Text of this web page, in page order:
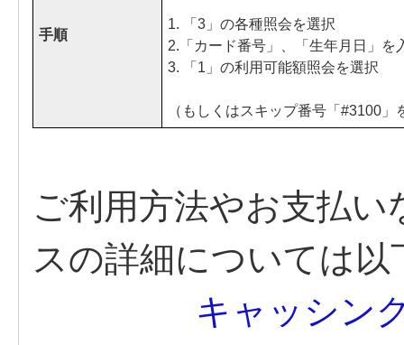
手順
1. 「3」の各種照会を選択
2.「カード番号」、「生年月日」を
3. 「1」の利用可能額照会を選択
（もしくはスキップ番号「#3100
ご利用方法やお支払
スの詳細については
キャッシン